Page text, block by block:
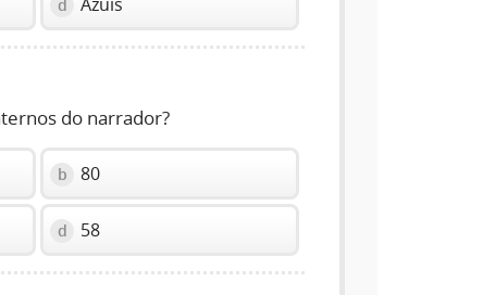
d Azuis
do narrador?
b 80
d 58